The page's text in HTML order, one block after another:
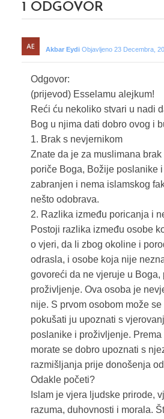
1 ODGOVOR
Akbar Eydi Objavljeno 23 Decembra,
Odgovor:
(prijevod) Esselamu alejkum!
Reći ću nekoliko stvari u nadi
Bog u njima dati dobro ovog i
1. Brak s nevjernikom
Znate da je za muslimana
poriče Boga, Božije poslanike
zabranjen i nema islamskog
nešto odobrava.
2. Razlika između poricanja i
Postoji razlika između osobe
o vjeri, da li zbog okoline i
odrasla, i osobe koja nije
govoreći da ne vjeruje u Boga,
proživljenje. Ova osoba je
nije. S prvom osobom može
pokušati ju upoznati s
poslanike i proživljenje. Prema
morate se dobro upoznati s
razmišljanja prije donošenja
Odakle početi?
Islam je vjera ljudske prirode,
razuma, duhovnosti i morala.